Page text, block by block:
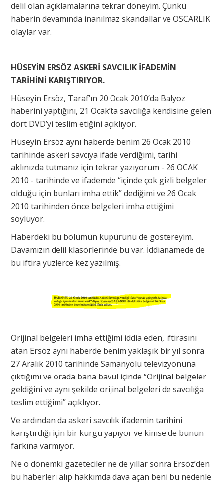
delil olan açıklamalarına tekrar döneyim. Çünkü
haberin devamında inanılmaz skandallar ve OSCARLIK
olaylar var.
HÜSEYİN ERSÖZ ASKERİ SAVCILIK İFADEMİN
TARİHİNİ KARIŞTIRIYOR.
Hüseyin Ersöz, Taraf’ın 20 Ocak 2010’da Balyoz
haberini yaptığını, 21 Ocak’ta savcılığa kendisine gelen
dört DVD’yi teslim etiğini açıklıyor.
Hüseyin Ersöz aynı haberde benim 26 Ocak 2010
tarihinde askeri savcıya ifade verdiğimi, tarihi
aklınızda tutmanız için tekrar yazıyorum - 26 OCAK
2010 - tarihinde ve ifademde “içinde çok gizli belgeler
olduğu için bunları imha ettik” dediğimi ve 26 Ocak
2010 tarihinden önce belgeleri imha ettiğimi
söylüyor.
Haberdeki bu bölümün kupürünü de göstereyim.
Davamızın delil klasörlerinde bu var. İddianamede de
bu iftira yüzlerce kez yazılmış.
Orijinal belgeleri imha ettiğimi iddia eden, iftirasını
atan Ersöz aynı haberde benim yaklaşık bir yıl sonra
27 Aralık 2010 tarihinde Samanyolu televizyonuna
çıktığımı ve orada bana bavul içinde “Orijinal belgeler
geldiğini ve aynı şekilde orijinal belgeleri de savcılığa
teslim ettiğimi” açıklıyor.
Ve ardından da askeri savcılık ifademin tarihini
karıştırdığı için bir kurgu yapıyor ve kimse de bunun
farkına varmıyor.
Ne o dönemki gazeteciler ne de yıllar sonra Ersöz’den
bu haberleri alıp hakkımda dava açan beni bu nedenle